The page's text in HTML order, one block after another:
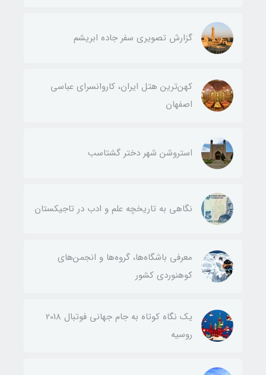
گزارش تصویری سفر جاده ابریشم
کهن‌ترین هتل ایران، کاروانسرای عباسی
اصفهان
استروشن شهر دختر گشتاسب
نگاهی به تاریخچه علم و ادب در تاجیکستان
معرفی باشگاه‌ها، گروه‌ها و انجمن‌های
کوهنوردی کشور
یک نگاه کوتاه به جام جهانی فوتبال 2018
روسیه